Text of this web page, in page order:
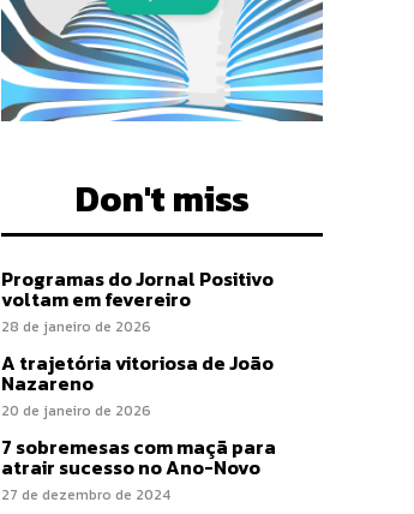
Don't miss
Programas do Jornal Positivo
voltam em fevereiro
28 de janeiro de 2026
A trajetória vitoriosa de João
Nazareno
20 de janeiro de 2026
7 sobremesas com maçã para
atrair sucesso no Ano-Novo
27 de dezembro de 2024